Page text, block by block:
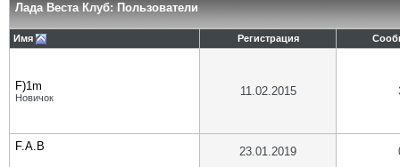
Лада Веста Клуб: Пользователи
Имя Регистрация
F)1m
Новичок 11.02.2015
F.A.B 23.01.2019